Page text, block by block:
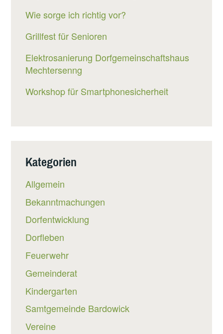
Wie sorge ich richtig vor?
Grillfest für Senioren
Elektrosanierung Dorfgemeinschaftshaus
Mechtersenng
Workshop für Smartphonesicherheit
Kategorien
Allgemein
Bekanntmachungen
Dorfentwicklung
Dorfleben
Feuerwehr
Gemeinderat
Kindergarten
Samtgemeinde Bardowick
Vereine